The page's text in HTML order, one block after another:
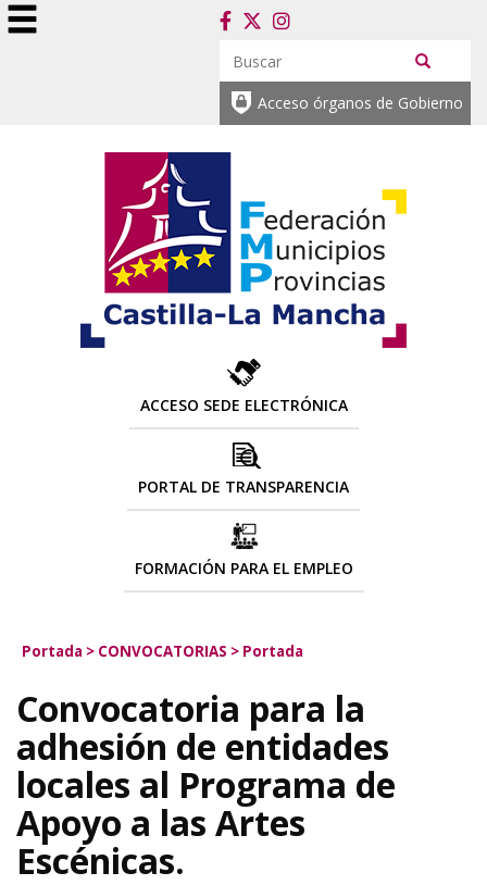
Acceso órganos de Gobierno
ACCESO SEDE ELECTRÓNICA
PORTAL DE TRANSPARENCIA
FORMACIÓN PARA EL EMPLEO
Portada > CONVOCATORIAS > Portada
Convocatoria para la
adhesión de entidades
locales al Programa de
Apoyo a las Artes
Escénicas.